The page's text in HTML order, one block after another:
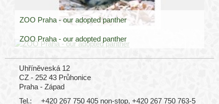
ZOO Praha - our adopted panther
ZOO Praha - our adopted panther
Uhříněveská 12
CZ - 252 43 Průhonice
Praha - Západ
Tel.:
+420 267 750 405 non-stop, +420 267 750 763-5